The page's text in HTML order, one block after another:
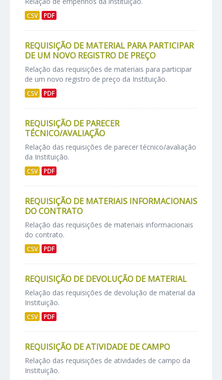
CSV PDF
REQUISIÇÃO DE MATERIAL PARA PARTICIPAR
DE UM NOVO REGISTRO DE PREÇO
Relação das requisições de materiais para participar
de um novo registro de preço da Instituição.
CSV PDF
REQUISIÇÃO DE PARECER
TÉCNICO/AVALIAÇÃO
Relação das requisições de parecer técnico/avaliação
da Instituição.
CSV PDF
REQUISIÇÃO DE MATERIAIS INFORMACIONAIS
DO CONTRATO
Relação das requisições de materiais informacionais
do contrato.
CSV PDF
REQUISIÇÃO DE DEVOLUÇÃO DE MATERIAL
Relação das requisições de devolução de material da
Instituição.
CSV PDF
REQUISIÇÃO DE ATIVIDADE DE CAMPO
Relação das requisições de atividades de campo da
Instituição.